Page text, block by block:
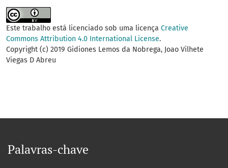
Este trabalho está licenciado sob uma licença Creative
Commons Attribution 4.0 International License.
Copyright (c) 2019 Gidiones Lemos da Nobrega, Joao Vilhete
Viegas D Abreu
Palavras-chave